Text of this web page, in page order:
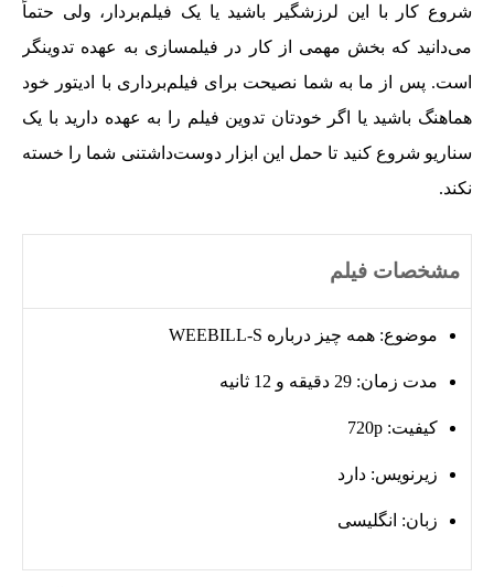
شروع کار با این لرزشگیر باشید یا یک فیلم‌بردار، ولی حتماً
می‌دانید که بخش مهمی از کار در فیلمسازی به عهده تدوینگر
است. پس از ما به شما نصیحت برای فیلم‌برداری با ادیتور خود
هماهنگ باشید یا اگر خودتان تدوین فیلم را به عهده دارید با یک
سناریو شروع کنید تا حمل این ابزار دوست‌داشتنی شما را خسته
نکند.
مشخصات فیلم
موضوع: همه چیز درباره WEEBILL-S
مدت زمان: 29 دقیقه و 12 ثانیه
کیفیت: 720p
زیرنویس: دارد
زبان: انگلیسی